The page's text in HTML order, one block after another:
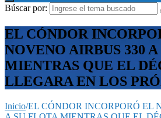
Búscar por:
EL CÓNDOR
NOVENO AIRBUS 330
MIENTRAS QUE EL
LLEGARA EN LOS
Inicio/EL CÓNDOR INCORPORÓ EL